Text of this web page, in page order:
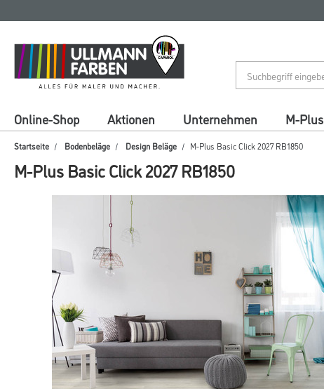
springen
springen
Online-Shop Aktionen Unternehmen M-Plus
Startseite Bodenbeläge Design Beläge M-Plus Basic Click 2027 RB1850
M-Plus Basic Click 2027 RB1850